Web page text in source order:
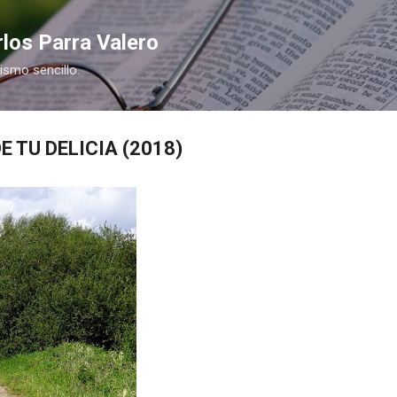
Ir al contenido principal
Parra Valero
sencillo.
TU DELICIA (2018)
COMPRAR